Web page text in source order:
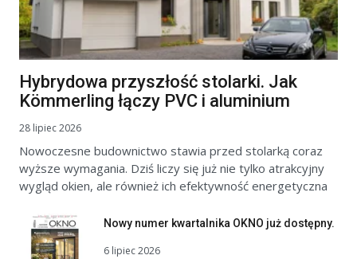
Hybrydowa przyszłość stolarki. Jak
Kömmerling łączy PVC i aluminium
28 lipiec 2026
Nowoczesne budownictwo stawia przed stolarką coraz
wyższe wymagania. Dziś liczy się już nie tylko atrakcyjny
wygląd okien, ale również ich efektywność energetyczna
Nowy numer kwartalnika OKNO już dostępny.
6 lipiec 2026